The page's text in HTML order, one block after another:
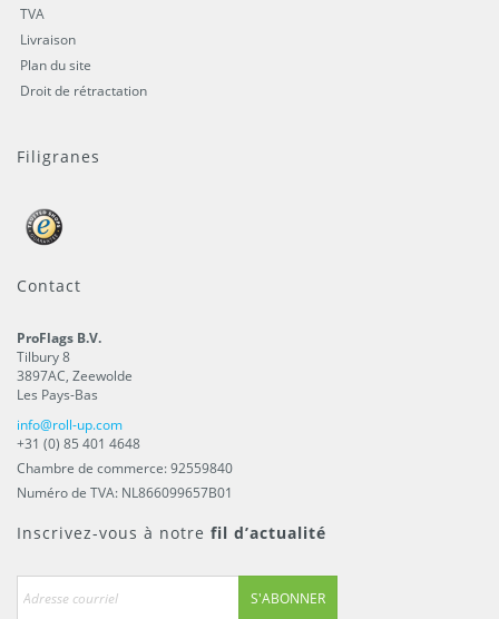
TVA
Livraison
Plan du site
Droit de rétractation
Filigranes
Contact
ProFlags B.V.
Tilbury 8
3897AC, Zeewolde
Les Pays-Bas
info@roll-up.com
+31 (0) 85 401 4648
Chambre de commerce: 92559840
Numéro de TVA: NL866099657B01
Inscrivez-vous à notre fil d’actualité
S'ABONNER